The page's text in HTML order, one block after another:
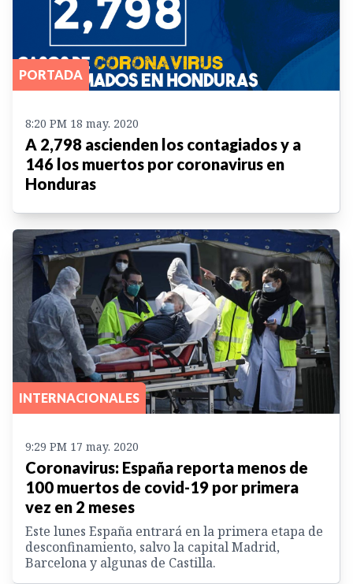
PORTADA
8:20 PM 18 may. 2020
A 2,798 ascienden los contagiados y a
146 los muertos por coronavirus en
Honduras
INTERNACIONALES
9:29 PM 17 may. 2020
Coronavirus: España reporta menos de
100 muertos de covid-19 por primera
vez en 2 meses
Este lunes España entrará en la primera etapa de
desconfinamiento, salvo la capital Madrid,
Barcelona y algunas de Castilla.